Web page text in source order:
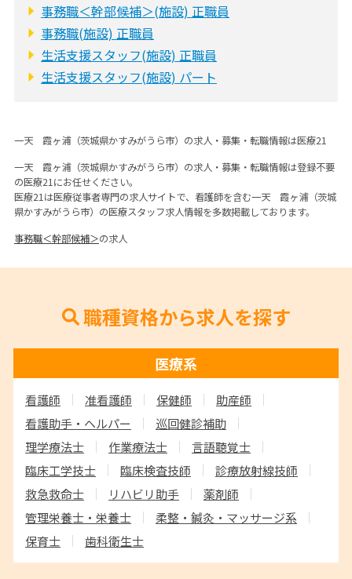
事務職＜幹部候補＞(施設) 正職員
事務職(施設) 正職員
生活支援スタッフ(施設) 正職員
生活支援スタッフ(施設) パート
一天 霞ヶ浦（茨城県かすみがうら市）の求人・募集・転職情報は医療21
一天 霞ヶ浦（茨城県かすみがうら市）の求人・募集・転職情報は登録不要
の医療21にお任せください。
医療21は医療従事者専門の求人サイトで、看護師を含む一天 霞ヶ浦（茨城
県かすみがうら市）の医療スタッフ求人情報を多数掲載しております。
事務職＜幹部候補＞の求人
職種資格から求人を探す
医療系
看護師 准看護師 保健師
助産師
看護助手・ヘルパー
巡回健診補助
理学療法士
作業療法士
言語聴覚士
臨床工学技士
臨床検査技師
診療放射線技師
救急救命士
リハビリ助手
薬剤師
管理栄養士・栄養士
柔整・鍼灸・マッサージ系
保育士
歯科衛生士